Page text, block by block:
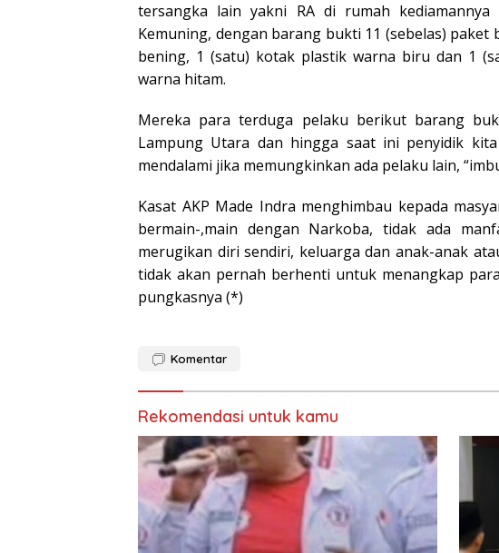
tersangka lain yakni RA di rumah
Kemuning, dengan barang bukti 11 (sebelas)
bening, 1 (satu) kotak plastik warna biru dan 1
warna hitam.
Mereka para terduga pelaku berikut barang
Lampung Utara dan hingga saat ini penyidik
mendalami jika memungkinkan ada pelaku lain,
Kasat AKP Made Indra menghimbau kepada
bermain-,main dengan Narkoba, tidak ada
merugikan diri sendiri, keluarga dan anak-anak
tidak akan pernah berhenti untuk menangkap
pungkasnya (*)
Komentar
Rekomendasi untuk kamu